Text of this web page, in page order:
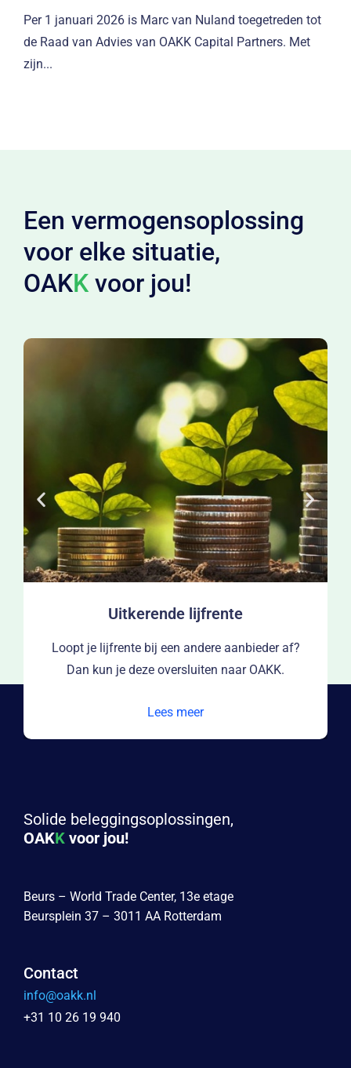
Per 1 januari 2026 is Marc van Nuland toegetreden tot
de Raad van Advies van OAKK Capital Partners. Met
zijn...
Een vermogensoplossing
voor elke situatie,
OAKK voor jou!
Uitkerende lijfrente
Loopt je lijfrente bij een andere aanbieder af?
Dan kun je deze oversluiten naar OAKK.
Lees meer
Solide beleggingsoplossingen,
OAKK voor jou!
Beurs – World Trade Center, 13e etage
Beursplein 37 – 3011 AA Rotterdam
Contact
info@oakk.nl
+31 10 26 19 940